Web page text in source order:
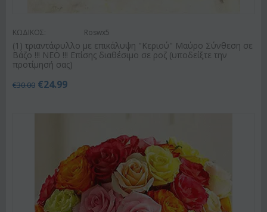
ΚΩΔΙΚΟΣ: Roswx5
(1) τριαντάφυλλο με επικάλυψη "Κεριού" Μαύρο Σύνθεση σε
Βάζο !!! ΝΕΟ !!! Επίσης διαθέσιμο σε ροζ (υποδείξτε την
προτίμησή σας)
€30.00 €24.99